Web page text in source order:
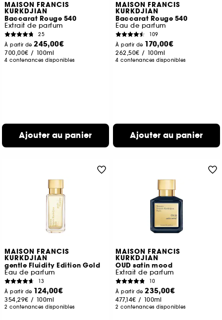
MAISON FRANCIS
KURKDJIAN
Baccarat Rouge 540
Extrait de parfum
25
À partir de245,00€
700,00€ / 100ml
4 contenances disponibles
Ajouter au panier
MAISON FRANCIS
KURKDJIAN
Baccarat Rouge 540
Eau de parfum
109
À partir de 170,00€
262,50€ / 100ml
4 contenances disponibles
Ajouter au panier
MAISON FRANCIS
KURKDJIAN
gentle Fluidity Edition Gold
Eau de parfum
13
À partir de 124,00€
354,29€ / 100ml
2 contenances disponibles
MAISON FRANCIS
KURKDJIAN
OUD satin mood
Extrait de parfum
10
À partir de235,00€
477,14€ / 100ml
2 contenances disponibles